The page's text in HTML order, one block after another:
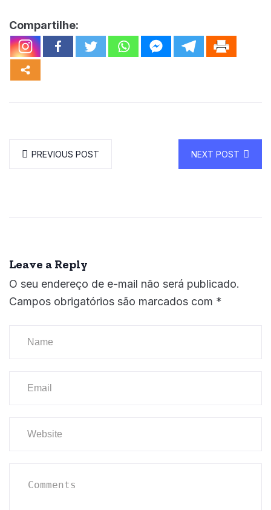
Compartilhe:
PREVIOUS POST NEXT POST
Leave a Reply
O seu endereço de e-mail não será publicado.
Campos obrigatórios são marcados com *